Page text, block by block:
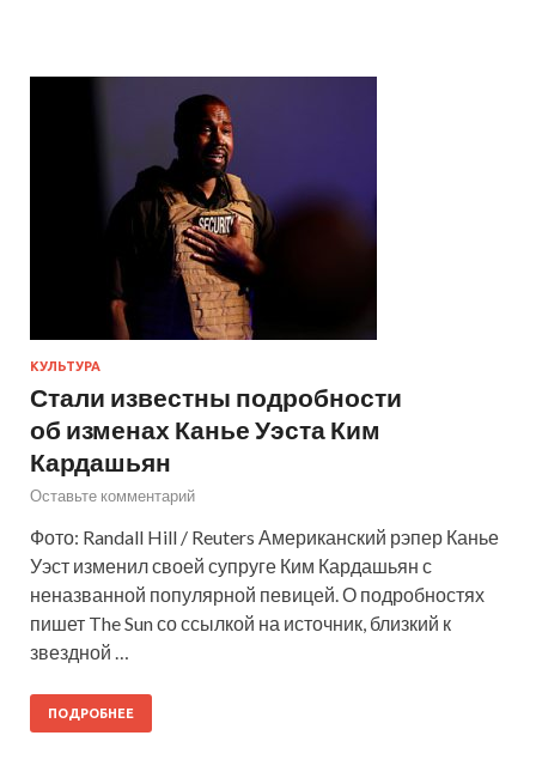
КУЛЬТУРА
Стали известны подробности
об изменах Канье Уэста Ким
Кардашьян
Оставьте комментарий
Фото: Randall Hill / Reuters Американский рэпер Канье
Уэст изменил своей супруге Ким Кардашьян с
неназванной популярной певицей. О подробностях
пишет The Sun со ссылкой на источник, близкий к
звездной …
ПОДРОБНЕЕ